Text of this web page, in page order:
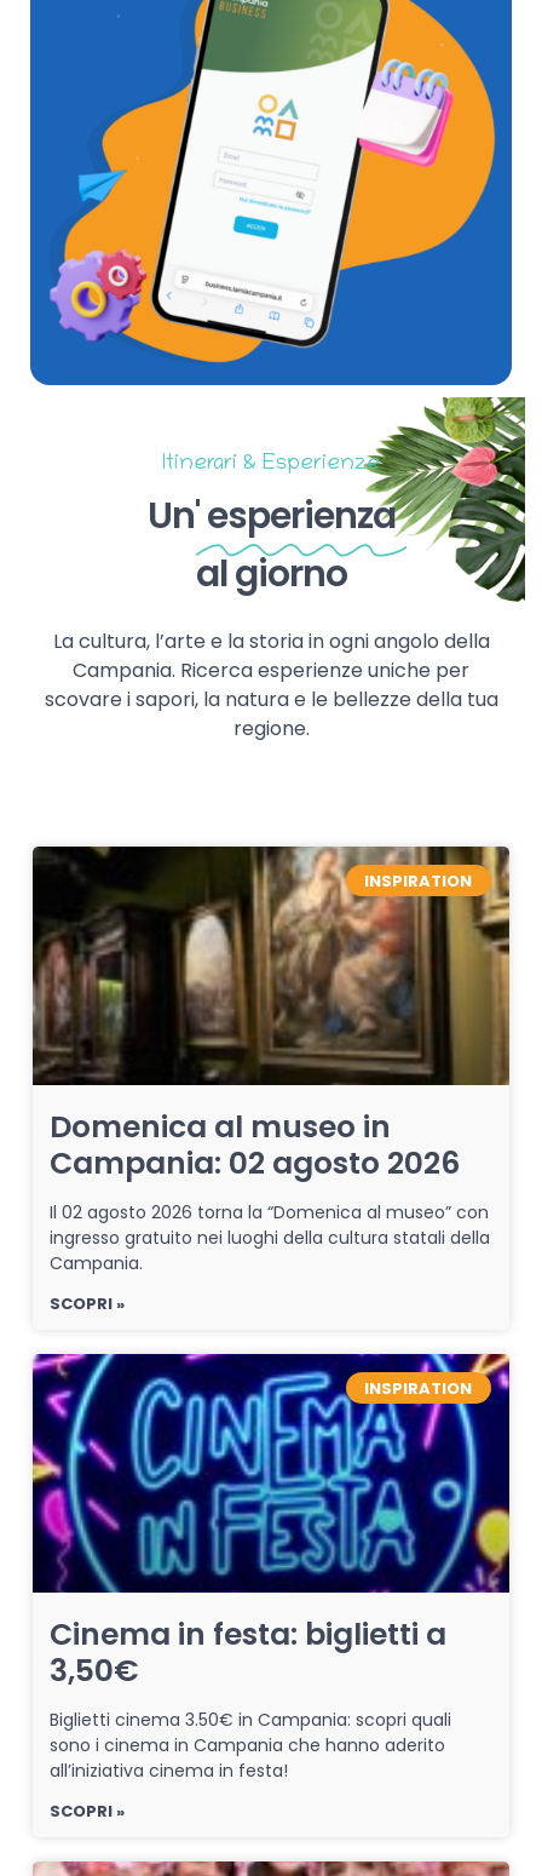
Itinerari & Esperienze
Un'esperienza
al giorno
La cultura, l’arte e la storia in ogni angolo della
Campania. Ricerca esperienze uniche per
scovare i sapori, la natura e le bellezze della tua
regione.
INSPIRATION
Domenica al museo in
Campania: 02 agosto 2026
Il 02 agosto 2026 torna la “Domenica al museo” con
ingresso gratuito nei luoghi della cultura statali della
Campania.
SCOPRI »
INSPIRATION
Cinema in festa: biglietti a
3,50€
Biglietti cinema 3.50€ in Campania: scopri quali
sono i cinema in Campania che hanno aderito
all’iniziativa cinema in festa!
SCOPRI »